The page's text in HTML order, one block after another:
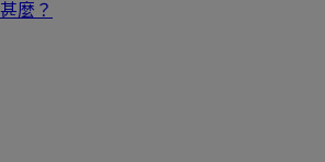
麼？